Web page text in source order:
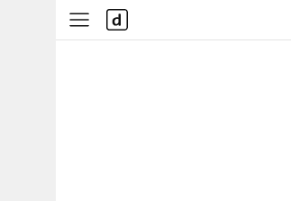
사
이
다
나
와